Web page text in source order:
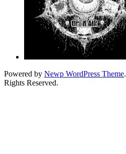
Powered by Newp WordPress Theme.
Rights Reserved.